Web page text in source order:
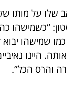
על מותו של
“כשמישהו
כמו שמישהו
היינו
והרס הכל”.